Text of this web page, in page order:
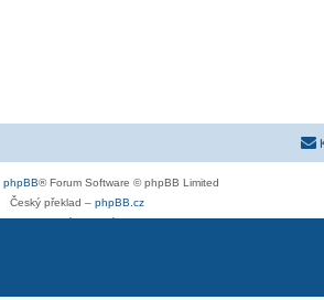
phpBB® Forum Software © phpBB Limited
Český překlad – phpBB.cz
Soukromí|Podmínky